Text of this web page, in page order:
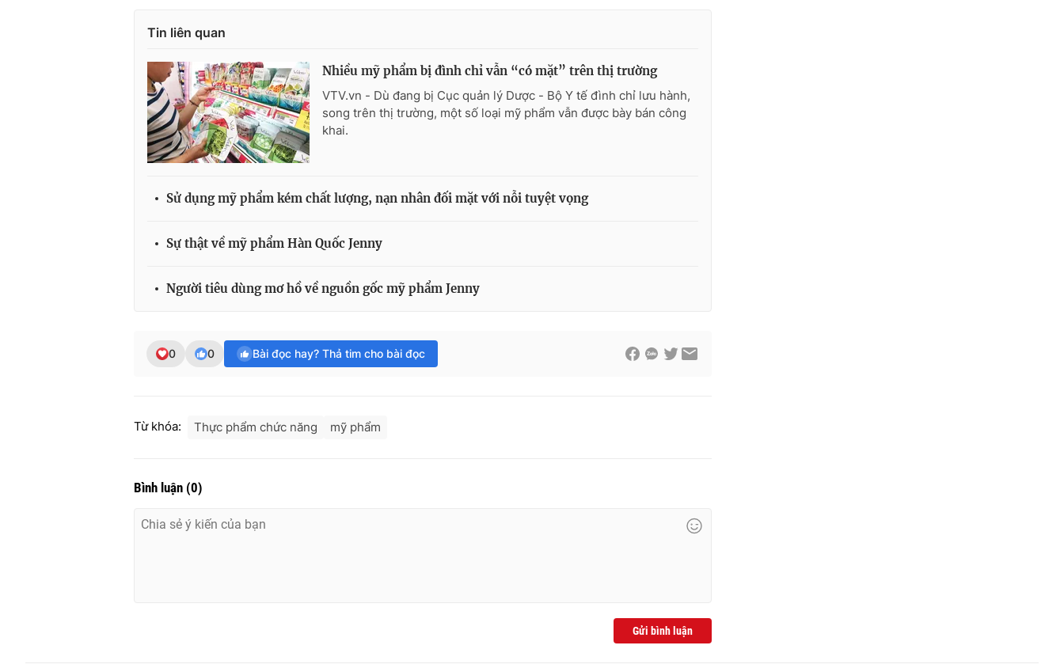
Tin liên quan
Nhiều mỹ phẩm bị đình chỉ vẫn “có mặt” trên thị trường
VTV.vn - Dù đang bị Cục quản lý Dược - Bộ Y tế đình chỉ lưu hành,
song trên thị trường, một số loại mỹ phẩm vẫn được bày bán công
khai.
Sử dụng mỹ phẩm kém chất lượng, nạn nhân đối mặt với nỗi tuyệt vọng
Sự thật về mỹ phẩm Hàn Quốc Jenny
Người tiêu dùng mơ hồ về nguồn gốc mỹ phẩm Jenny
0 0 Bài đọc hay? Thả tim cho bài đọc
Từ khóa: Thực phẩm chức năng mỹ phẩm
Bình luận (0)
Gửi bình luận